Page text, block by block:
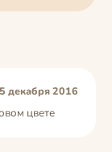
декабря 2016
цвете